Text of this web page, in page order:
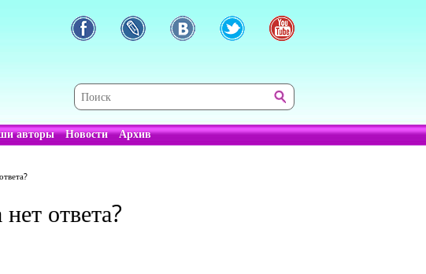
авторы Новости Архив
ответа?